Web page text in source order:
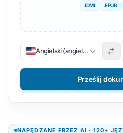
NAPĘDZANE PRZEZ AI · 120+
.IDML
.EPUB
Angielski (angielski)
Prześlij